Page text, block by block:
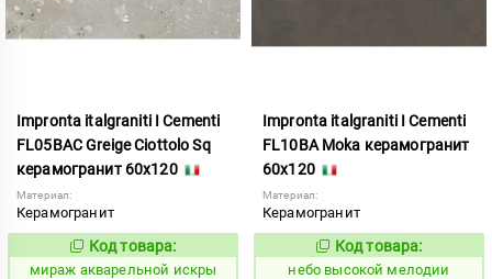
Impronta italgraniti I Cementi
FL05BAC Greige Ciottolo Sq
керамогранит 60x120
Материал:
Керамогранит
984409
Код товара:
мираж акварельной искры
Impronta italgraniti I Cementi
FL10BA Moka керамогранит
60x120
Материал:
Керамогранит
1111423
Код товара:
небо высокой мелодии